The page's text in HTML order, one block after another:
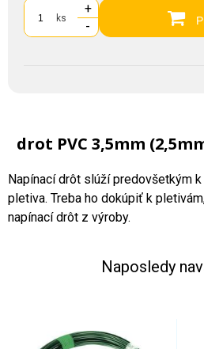
ks
+
-
drot PVC 3,5mm
Napínací drôt slúží predovšetkým
pletiva. Treba ho dokúpiť k
napínací drôt z výroby.
Naposledy